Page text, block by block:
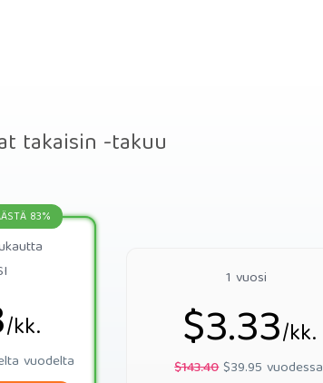
takaisin -takuu
83%
/kk.
vuodelta
1 vuosi
$3.33/kk.
$143.40$39.95 vuodessa